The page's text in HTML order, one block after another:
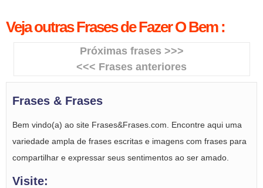
Veja outras Frases de Fazer O Bem :
Próximas frases >>>
<<< Frases anteriores
Frases & Frases
Bem vindo(a) ao site Frases&Frases.com. Encontre aqui uma
variedade ampla de frases escritas e imagens com frases para
compartilhar e expressar seus sentimentos ao ser amado.
Visite: